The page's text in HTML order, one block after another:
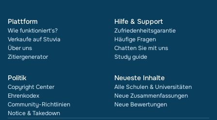
Plattform
Wie funktioniert's?
Verkaufe auf Stuvia
Über uns
Zitiergenerator
Hilfe & Support
Zufriedenheitsgarantie
Häufige Fragen
Chatten Sie mit uns
Study guide
Politik
Copyright Center
Ehrenkodex
Community-Richtlinien
Notice & Takedown
Neueste Inhalte
Alle Schulen & Universitäten
Neue Zusammenfassungen
Neue Bewertungen